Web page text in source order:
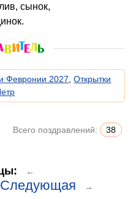
сынок,
Февронии 2027 ,Открытки
Всего поздравлений: 38
←
Следующая →